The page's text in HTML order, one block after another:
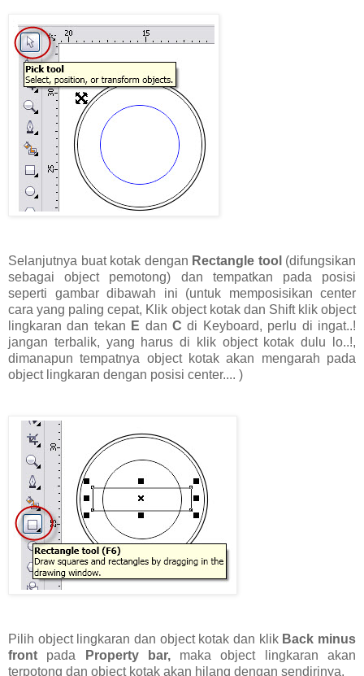
Selanjutnya buat kotak dengan Rectangle tool (difungsikan
sebagai object pemotong) dan tempatkan pada posisi
seperti gambar dibawah ini (untuk memposisikan center
cara yang paling cepat, Klik object kotak dan Shift klik object
lingkaran dan tekan E danC di Keyboard, perlu di ingat..!
jangan terbalik, yang harus di klik object kotak dulu lo..!,
dimanapun tempatnya object kotak akan mengarah pada
object lingkaran dengan posisi center.... )
Pilih object lingkaran dan object kotak dan klik Back minus
front pada Property bar,maka object lingkaran akan
terpotong dan object kotak akan hilang dengan sendirinya.